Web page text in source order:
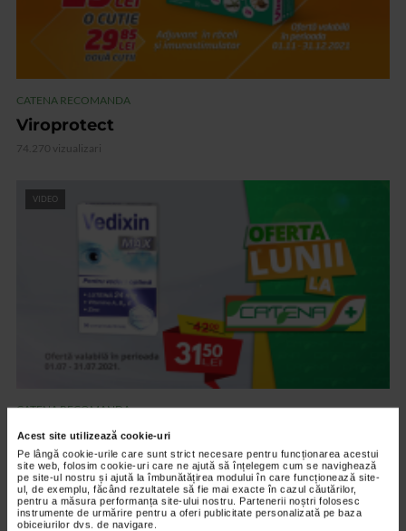
Acest site utilizează cookie-uri
Pe lângă cookie-urile care sunt strict necesare pentru funcționarea acestui
site web, folosim cookie-uri care ne ajută să înțelegem cum se navighează
pe site-ul nostru și ajută la îmbunătățirea modului în care funcționează site-
ul, de exemplu, făcând rezultatele să fie mai exacte în cazul căutărilor,
pentru a măsura performanța site-ului nostru. Partenerii noștri folosesc
instrumente de urmărire pentru a oferi publicitate personalizată pe baza
obiceiurilor dvs. de navigare.
CATENA RECOMANDA
Viroprotect
74.270 vizualizari
VIDEO
CATENA RECOMANDA
Vedixin Max
101.798 vizualizari
VIDEO